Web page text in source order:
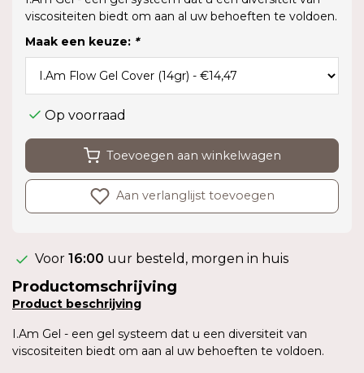
viscositeiten biedt om aan al uw behoeften te voldoen.
Maak een keuze: *
Op voorraad
Toevoegen aan winkelwagen
Aan verlanglijst toevoegen
Voor 16:00 uur besteld, morgen in huis
Productomschrijving
Product beschrijving
I.Am Gel - een gel systeem dat u een diversiteit van
viscositeiten biedt om aan al uw behoeften te voldoen.